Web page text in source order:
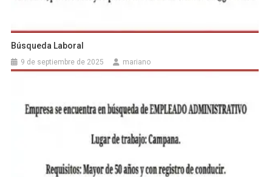
Búsqueda Laboral
9 de septiembre de 2025 mariano